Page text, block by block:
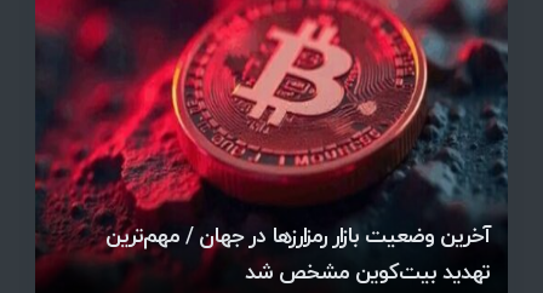
آخرین وضعیت بازار رمزارزها در جهان / مهم‌ترین
تهدید بیت‌کوین مشخص شد
اتفاق تاریخی در بازار رمزارزها / بیت‌کوین سبز شد
قیمت تتر، بیت‌کوین و اتریوم امروز دوشنبه ۵ مرداد
۱۴۰۵ | بیت‌کوین این مرز را از دست بدهد، همه‌چیز
تغییر می‌کند
رقابت پنهان دولت‌ها بر سر بیت‌کوین/ ۱۰ کشور برتر
کدامند؟
اتفاق مهم در بازار رمزارزها / بیت‌کوین وارد فاز تازه شد
تازه‌ترین رسوایی ارز دیجیتال؛ شکایت میلیاردی روی
میز / ۶۲۲ بیت‌کوین کجا رفت؟
بحران بدهی شرکت‌ها و خطر فروش اجباری میلیاردها
دلار بیت‌کوین
آیا بیت‌کوین دوباره به کانال ۴۴ هزار دلار برمی‌گردد؟